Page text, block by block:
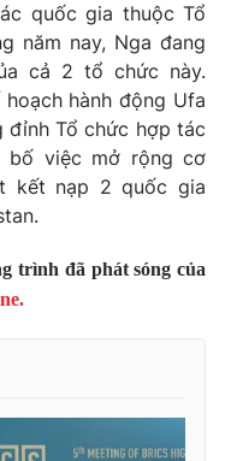
Nam
tử số 483/GP-BTTTT
355 932
quốc gia thuộc Tổ
năm nay, Nga đang
cả 2 tổ chức này.
hành động Ufa
đỉnh Tổ chức hợp tác
bố việc mở rộng cơ
kết nạp 2 quốc gia
trình đã phát sóng của